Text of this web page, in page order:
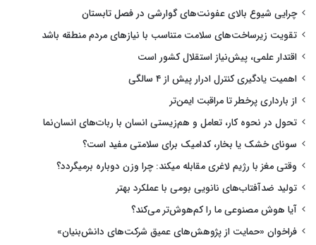
چرایی شیوع بالای عفونت‌های گوارشی در فصل تابستان
تقویت زیرساخت‌های سلامت متناسب با نیازهای مردم منطقه باشد
اقتدار علمی، پیش‌نیاز استقلال کشور است
اهمیت یادگیری کنترل ادرار پیش از ۴ سالگی
از بارداری پرخطر تا مراقبت ایمن‌تر
تحول در نحوه کار، تعامل و هم‌زیستی انسان با ربات‌های انسان‌نما
سونای خشک یا بخار، کدامیک برای سلامتی مفید است؟
وقتی مغز با رژیم لاغری مقابله میکند: چرا وزن دوباره برمیگردد؟
تولید ضدآفتاب‌های نانویی بومی با عملکرد بهتر
آیا هوش مصنوعی ما را کم‌هوش‌تر می‌کند؟
فراخوان «حمایت از پژوهش‌های عمیق شرکت‌های دانش‌بنیان»